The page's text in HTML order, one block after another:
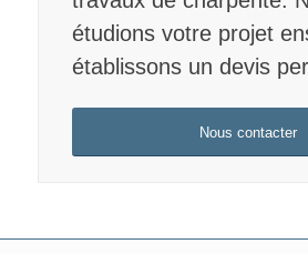
étudions votre projet
établissons un devis
Nous contacter